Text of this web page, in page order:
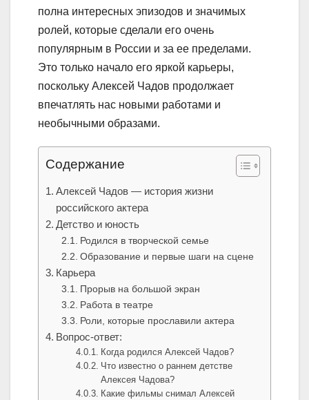
полна интересных эпизодов и значимых
ролей, которые сделали его очень
популярным в России и за ее пределами.
Это только начало его яркой карьеры,
поскольку Алексей Чадов продолжает
впечатлять нас новыми работами и
необычными образами.
Содержание
Алексей Чадов — история жизни
российского актера
Детство и юность
Родился в творческой семье
Образование и первые шаги на сцене
Карьера
Прорыв на большой экран
Работа в театре
Роли, которые прославили актера
Вопрос-ответ:
Когда родился Алексей Чадов?
Что известно о раннем детстве
Алексея Чадова?
Какие фильмы снимал Алексей